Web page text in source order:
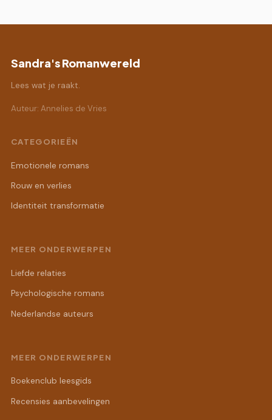
Sandra's Romanwereld
Lees wat je raakt.
Auteur: Annelies de Vries
CATEGORIEËN
Emotionele romans
Rouw en verlies
Identiteit transformatie
MEER ONDERWERPEN
Liefde relaties
Psychologische romans
Nederlandse auteurs
MEER ONDERWERPEN
Boekenclub leesgids
Recensies aanbevelingen